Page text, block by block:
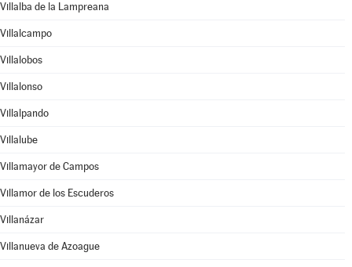
Villalba de la Lampreana
Villalcampo
Villalobos
Villalonso
Villalpando
Villalube
Villamayor de Campos
Villamor de los Escuderos
Villanázar
Villanueva de Azoague